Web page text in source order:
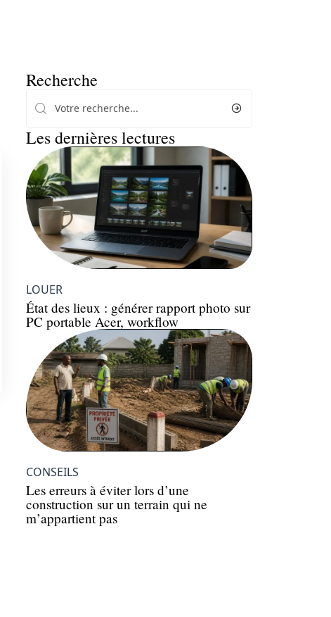
Recherche
Les dernières lectures
LOUER
État des lieux : générer rapport photo sur
PC portable Acer, workflow
CONSEILS
Les erreurs à éviter lors d’une
construction sur un terrain qui ne
m’appartient pas